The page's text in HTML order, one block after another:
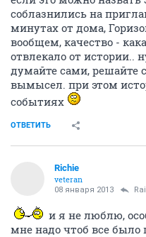
соблазнились на
минутах от дома,
вообщем, качество -
отвлекало от
думайте сами, решайте
вымысел. при этом
событиях
ОТВЕТИТЬ
Richie
veteran
08 января 2013
и я не люблю,
мне надо чтоб все было